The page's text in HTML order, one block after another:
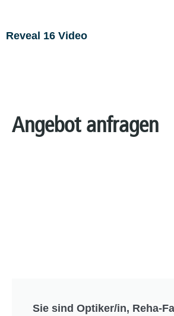
Reveal 16 Video
Angebot anfragen
Sie sind Optiker/in, Reha-